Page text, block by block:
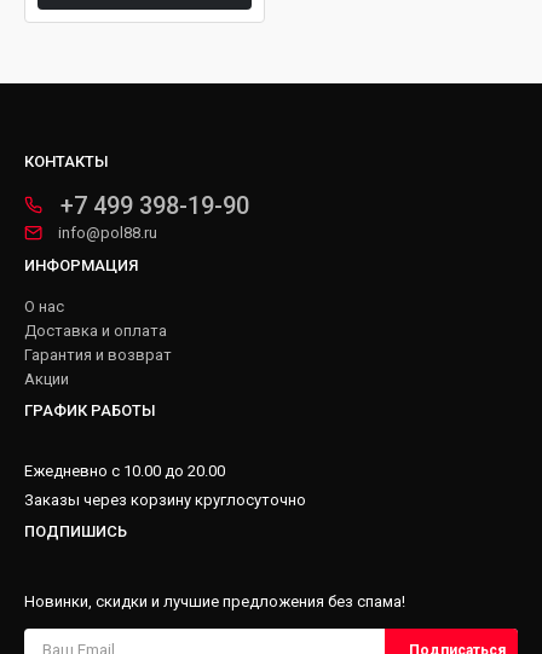
КОНТАКТЫ
+7 499 398-19-90
info@pol88.ru
ИНФОРМАЦИЯ
О нас
Доставка и оплата
Гарантия и возврат
Акции
ГРАФИК РАБОТЫ
Ежедневно с 10.00 до 20.00
Заказы через корзину круглосуточно
ПОДПИШИСЬ
Новинки, скидки и лучшие предложения без спама!